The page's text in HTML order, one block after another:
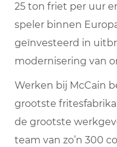
25 ton friet per uur
speler binnen
geïnvesteerd in
modernisering van
Werken bij McCain
grootste
de grootste
team van zo’n 300